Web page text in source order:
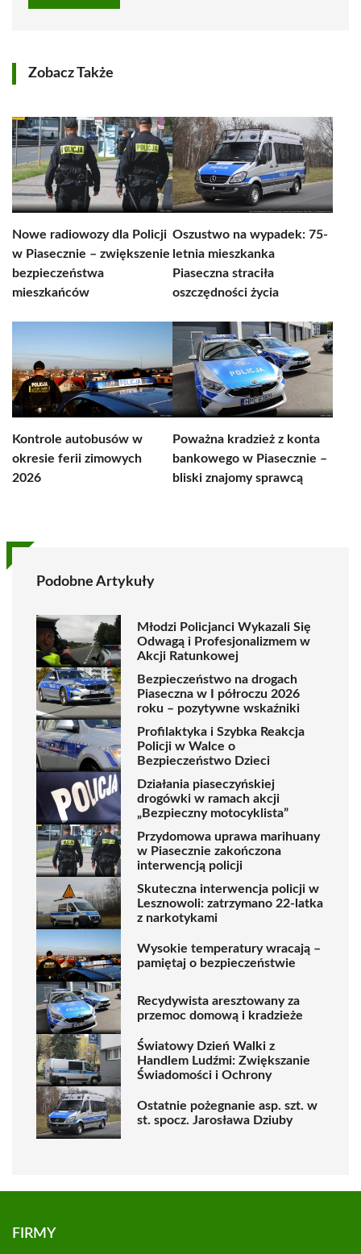
Zobacz Także
Nowe radiowozy dla Policji
w Piasecznie – zwiększenie
bezpieczeństwa
mieszkańców
Oszustwo na wypadek: 75-
letnia mieszkanka
Piaseczna straciła
oszczędności życia
Kontrole autobusów w
okresie ferii zimowych
2026
Poważna kradzież z konta
bankowego w Piasecznie –
bliski znajomy sprawcą
Podobne Artykuły
Młodzi Policjanci Wykazali Się
Odwagą i Profesjonalizmem w
Akcji Ratunkowej
Bezpieczeństwo na drogach
Piaseczna w I półroczu 2026
roku – pozytywne wskaźniki
Profilaktyka i Szybka Reakcja
Policji w Walce o
Bezpieczeństwo Dzieci
Działania piaseczyńskiej
drogówki w ramach akcji
„Bezpieczny motocyklista”
Przydomowa uprawa marihuany
w Piasecznie zakończona
interwencją policji
Skuteczna interwencja policji w
Lesznowoli: zatrzymano 22-latka
z narkotykami
Wysokie temperatury wracają –
pamiętaj o bezpieczeństwie
Recydywista aresztowany za
przemoc domową i kradzieże
Światowy Dzień Walki z
Handlem Ludźmi: Zwiększanie
Świadomości i Ochrony
Ostatnie pożegnanie asp. szt. w
st. spocz. Jarosława Dziuby
FIRMY